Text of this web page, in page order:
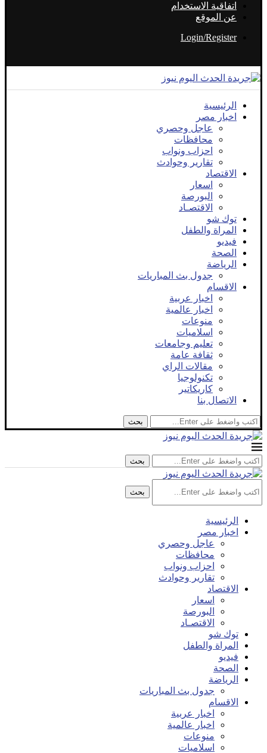
اتفاقية الاستخدام
عن الموقع
Login/Register
الرئيسية
اخبار مصر
عاجل وحصري
محافظات
احزاب ونواب
تقارير وحوادث
الاقتصاد
اسعار
البورصة
الاقتصـاد
توك شو
المراة والطفل
فيديو
الصحة
الرياضة
جدول بث المباريات
الاقسام
اخبار عربية
اخبار عالمية
منوعات
اسلاميات
تعليم وجامعات
ثقافة عامة
مقالات الراي
تكنولوجيا
كاريكاتير
الاتصال بنا
بحث
بحث
بحث
الرئيسية
اخبار مصر
عاجل وحصري
محافظات
احزاب ونواب
تقارير وحوادث
الاقتصاد
اسعار
البورصة
الاقتصـاد
توك شو
المراة والطفل
فيديو
الصحة
الرياضة
جدول بث المباريات
الاقسام
اخبار عربية
اخبار عالمية
منوعات
اسلاميات